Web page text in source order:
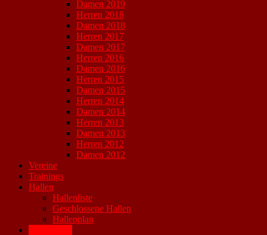
Damen 2019
Herren 2018
Damen 2018
Herren 2017
Damen 2017
Herren 2016
Damen 2016
Herren 2015
Damen 2015
Herren 2014
Damen 2014
Herren 2013
Damen 2013
Herren 2012
Damen 2012
Vereine
Trainings
Hallen
Hallenliste
Geschlossene Hallen
Hallenplan